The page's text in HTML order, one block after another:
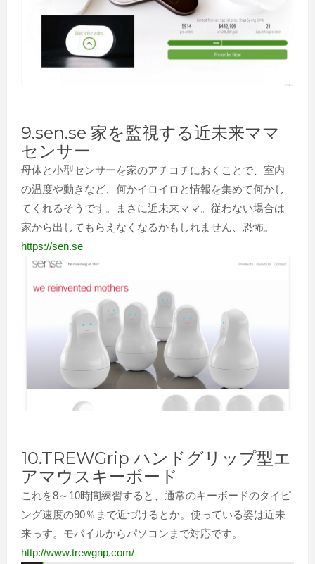
9.sen.se 家を監視する近未来ママ
センサー
母体と小型センサーを家のアチコチにおくことで、室内
の温度や動きなど、何かイロイロと情報を集めて何かし
てくれるそうです。まさに近未来ママ。従わない場合は
家から出してもらえなくなるかもしれません、恐怖。
https://sen.se
10.TREWGrip ハンドグリップ型エ
アマウスキーボード
これを8～10時間練習すると、通常のキーボードのタイピ
ング速度の90％まで近づけるとか。使っている姿は近未
来っす。モバイルからパソコンまで対応です。
http://www.trewgrip.com/